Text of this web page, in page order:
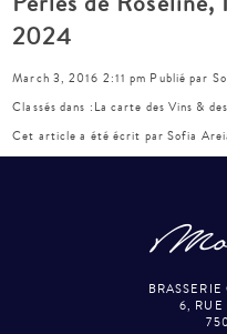
2024
March 3, 2016 2:11 pm Publié par
Classés dans : La carte des Vins &
Cet article a été écrit par Sofia
6, RUE